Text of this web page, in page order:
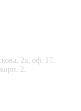
2а, оф. 17.
2.